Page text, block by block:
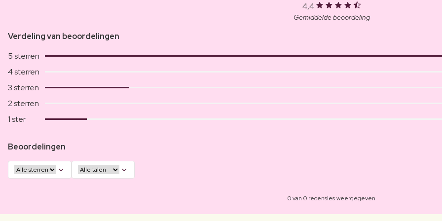
4,4
Gemiddelde beoordeling
Verdeling van beoordelingen
5 sterren
4 sterren
3 sterren
2 sterren
1 ster
Beoordelingen
0 van 0 recensies weergegeven